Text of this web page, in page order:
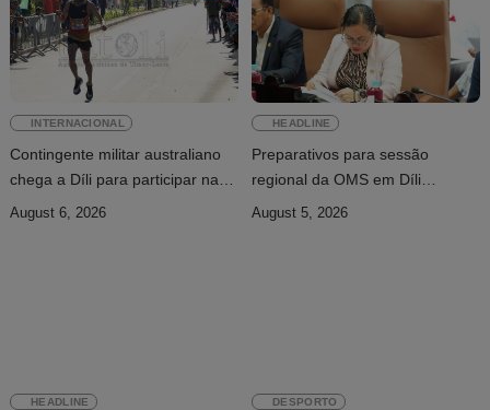
INTERNACIONAL
Contingente militar australiano
chega a Díli para participar na
Maratona Internacional de 2026
August 6, 2026
HEADLINE
Preparativos para sessão
regional da OMS em Díli
apresentados ao Conselho de
August 5, 2026
HEADLINE DESPORTO